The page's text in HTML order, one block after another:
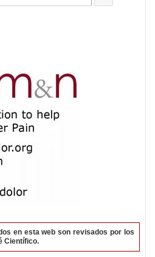
en esta web son revisados por los
Científico.